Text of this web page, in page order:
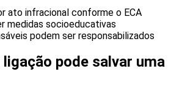
ato infracional conforme o ECA
medidas socioeducativas
podem ser responsabilizados
ligação pode salvar uma